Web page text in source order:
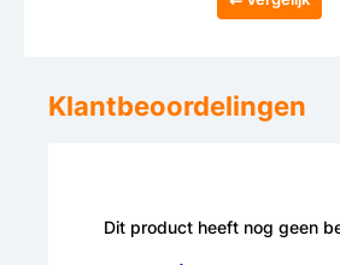
Klantbeoordelingen
Dit product heeft nog geen